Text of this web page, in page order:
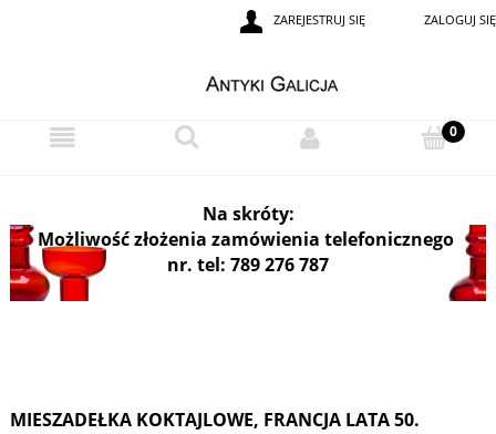
ZAREJESTRUJ SIĘ ZALOGUJ SIĘ
Na skróty:
Możliwość złożenia zamówienia telefonicznego
nr. tel: 789 276 787
MIESZADEŁKA KOKTAJLOWE, FRANCJA LATA 50.